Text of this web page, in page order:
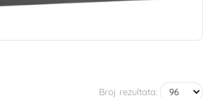
Broj rezultata: